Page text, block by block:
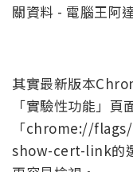
其實最新版本
「實驗性功能」
「chrome://
show-cert-link的